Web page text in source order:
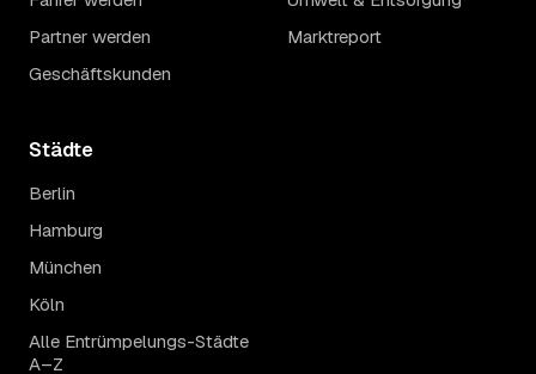
Partner werden
Geschäftskunden
Marktreport
Städte
Berlin
Hamburg
München
Köln
Alle Entrümpelungs-Städte
A–Z